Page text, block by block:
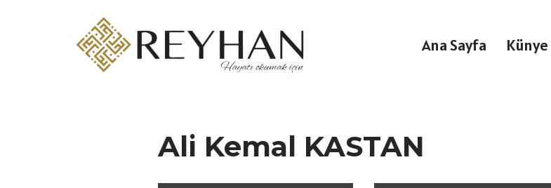
Ana Sayfa Künye
Ali Kemal KASTAN